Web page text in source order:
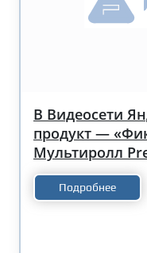
В Видеосети
продукт —
Мультиролл
Подробнее